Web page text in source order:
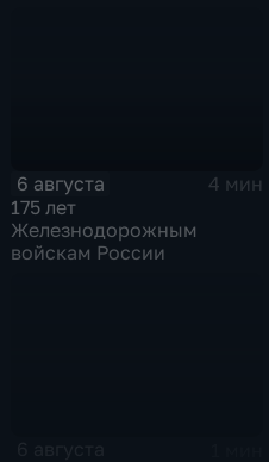
6 августа
4 мин
175 лет
Железнодорожным
войскам России